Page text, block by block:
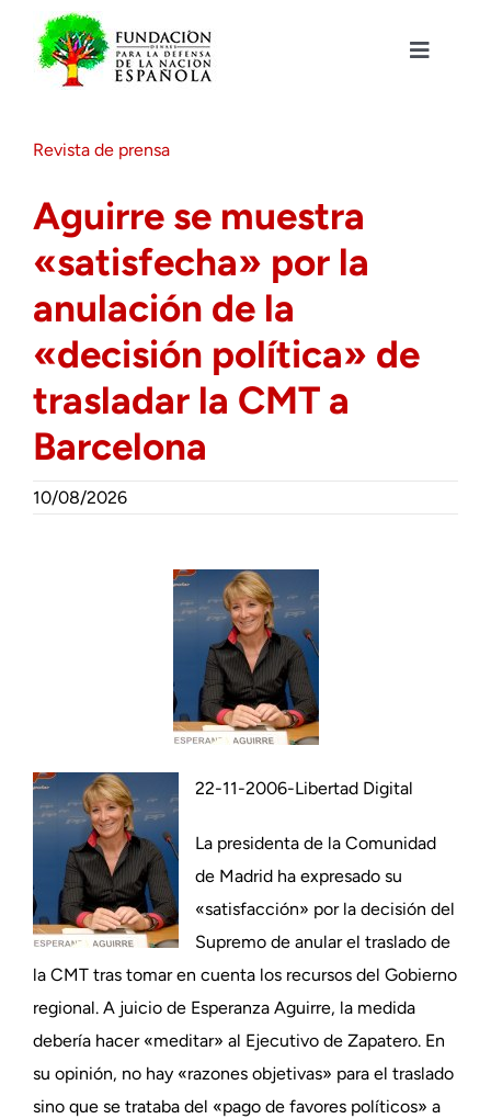
contenido
Toggle
Actualidad
Actividades
Colabora
Revista de prensa
Aguirre se muestra
«satisfecha» por la
anulación de la
«decisión política» de
trasladar la CMT a
Barcelona
10/08/2026
22-11-2006-Libertad Digital
La presidenta de la Comunidad
de Madrid ha expresado su
«satisfacción» por la decisión del
Supremo de anular el traslado de
la CMT tras tomar en cuenta los recursos del Gobierno
regional. A juicio de Esperanza Aguirre, la medida
debería hacer «meditar» al Ejecutivo de Zapatero. En
su opinión, no hay «razones objetivas» para el traslado
sino que se trataba del «pago de favores políticos» a